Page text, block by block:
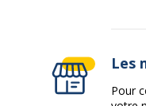
Les
Pour